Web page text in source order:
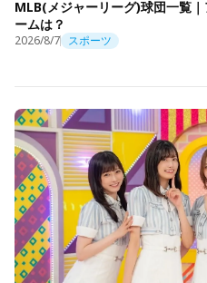
MLB(メジャーリーグ)球団一覧
ームは？
2026/8/7 スポーツ